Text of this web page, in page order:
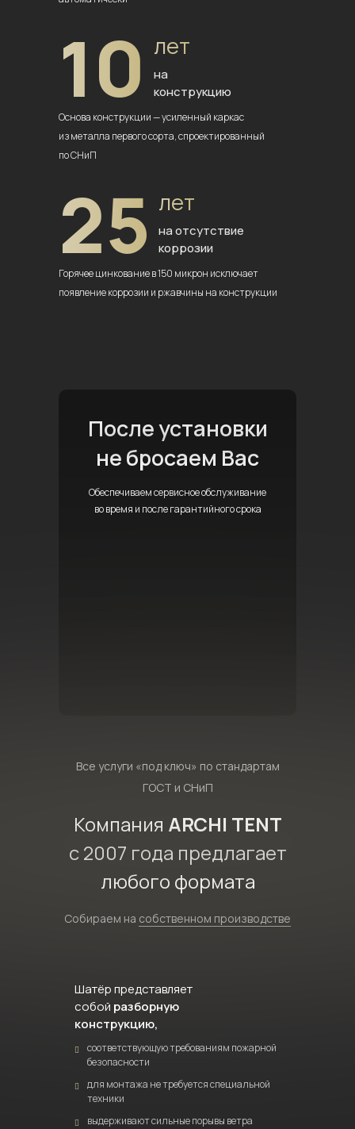
10 лет
на
конструкцию
Основа конструкции — усиленный каркас
из металла первого сорта,спроектированный
по СНиП
25 лет
на отсутствие
коррозии
Горячее цинкование в 150 микрон исключает
появление коррозии и ржавчины на конструкции
После установки
не бросаем Вас
Обеспечиваем сервисное обслуживание
во время и после гарантийного срока
Все услуги «под ключ» по стандартам
ГОСТ и СНиП
Компания ARCHI TENT
с 2007 года предлагает
любого формата
Собираем на собственном производстве
Шатёр представляет
собой разборную
конструкцию,
соответствующую требованиям пожарной
безопасности
для монтажа не требуется специальной
техники
выдерживают сильные порывы ветра